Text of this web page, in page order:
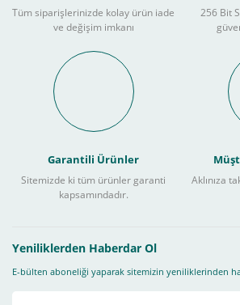
Tüm siparişlerinizde kolay ürün iade
ve değişim imkanı
256 Bit
Garantili Ürünler
Sitemizde ki tüm ürünler garanti
kapsamındadır.
Aklınıza
Yeniliklerden Haberdar Ol
E-bülten aboneliği yaparak sitemizin yeniliklerinden